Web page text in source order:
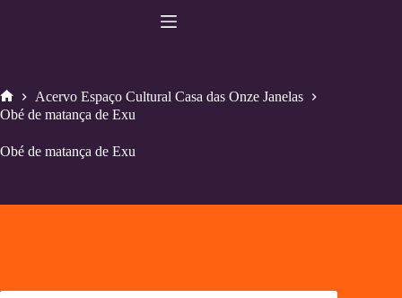
Home
Acervo Espaço Cultural Casa das Onze Janelas
Obé de matança de Exu
Obé de matança de Exu